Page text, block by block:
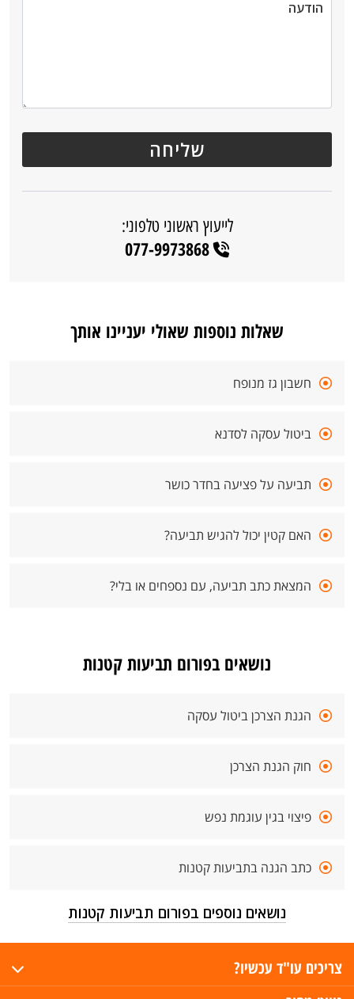
לייעוץ ראשוני טלפוני:
077-9973868
שאלות נוספות שאולי יעניינו אותך
חשבון גז מנופח
ביטול עסקה לסדנא
תביעה על פציעה בחדר כושר
האם קטין יכול להגיש תביעה?
המצאת כתב תביעה, עם נספחים או בלי?
נושאים בפורום תביעות קטנות
הגנת הצרכן ביטול עסקה
חוק הגנת הצרכן
פיצוי בגין עוגמת נפש
כתב הגנה בתביעות קטנות
נושאים נוספים בפורום תביעות קטנות
צריכים עו"ד עכשיו?